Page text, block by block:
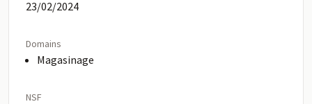
23/02/2024
Domains
Magasinage
NSF